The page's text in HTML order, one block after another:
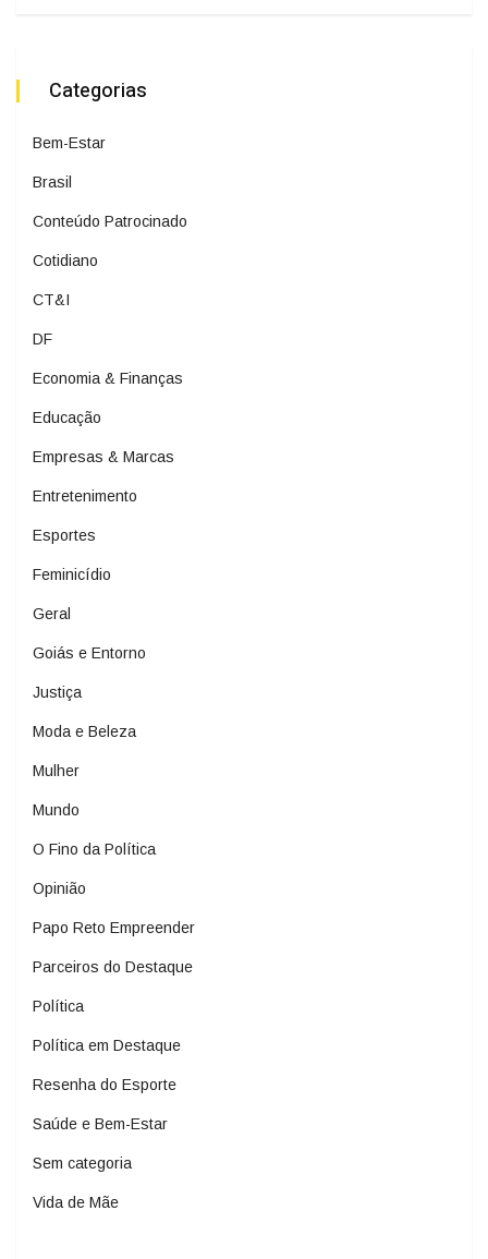
Categorias
Bem-Estar
Brasil
Conteúdo Patrocinado
Cotidiano
CT&I
DF
Economia & Finanças
Educação
Empresas & Marcas
Entretenimento
Esportes
Feminicídio
Geral
Goiás e Entorno
Justiça
Moda e Beleza
Mulher
Mundo
O Fino da Política
Opinião
Papo Reto Empreender
Parceiros do Destaque
Política
Política em Destaque
Resenha do Esporte
Saúde e Bem-Estar
Sem categoria
Vida de Mãe